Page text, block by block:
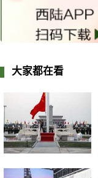
大家都在看